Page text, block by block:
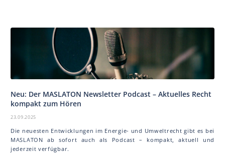
Neu: Der MAS LA TON Newsletter Podcast – Aktuelles Recht
kompakt zum Hören
23.09.2025
Die neuesten Entwicklungen im Energie- und Umweltrecht gibt es bei
MAS LA TON ab sofort auch als Podcast – kompakt, aktuell und
jederzeit verfügbar.